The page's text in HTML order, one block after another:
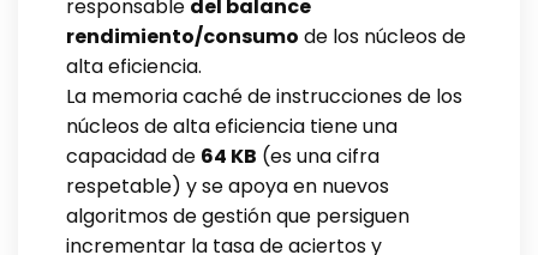
responsable del balance
rendimiento/consumo de los núcleos de
alta eficiencia.
La memoria caché de instrucciones de los
núcleos de alta eficiencia tiene una
capacidad de 64 KB (es una cifra
respetable) y se apoya en nuevos
algoritmos de gestión que persiguen
incrementar la tasa de aciertos y